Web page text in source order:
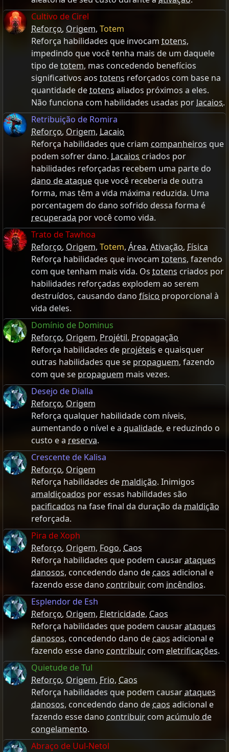
Cultivo de Cirel
Reforço, Origem, Totem
Reforça habilidades que invocam totens,
impedindo que você tenha mais de um daquele
tipo detotem, mas concedendo benefícios
significativos aos totens reforçados com base na
quantidade detotens aliados próximos a eles.
Não funciona com habilidades usadas por lacaios.
Retribuição de Romira
Reforço, Origem, Lacaio
Reforça habilidades que criam companheiros que
podem sofrer dano. Lacaios criados por
habilidades reforçadas recebem uma parte do
dano de ataqueque você receberia de outra
forma, mas têm a vida máxima reduzida. Uma
porcentagem do dano sofrido dessa forma é
recuperada por você como vida.
Trato de Tawhoa
Reforço, Origem, Totem, Área, Ativação, Física
Reforça habilidades que invocam totens, fazendo
com que tenham mais vida. Os totens criados por
habilidades reforçadas explodem ao serem
destruídos, causando dano físico proporcional à
vida deles.
Domínio de Dominus
Reforço, Origem, Projétil, Propagação
Reforça habilidades de projéteis e quaisquer
outras habilidades que se propaguem, fazendo
com que se propaguem mais vezes.
Desejo de Dialla
Reforço, Origem
Reforça qualquer habilidade com níveis,
aumentando o nível e a qualidade, e reduzindo o
custo e a reserva.
Crescente de Kalisa
Reforço, Origem
Reforça habilidades de maldição. Inimigos
amaldiçoados por essas habilidades são
pacificados na fase final da duração da maldição
reforçada.
Pira de Xoph
Reforço, Origem, Fogo, Caos
Reforça habilidades que podem causarataques
danosos, concedendo dano decaos adicional e
fazendo esse dano contribuir com incêndios.
Esplendor de Esh
Reforço, Origem, Eletricidade, Caos
Reforça habilidades que podem causarataques
danosos, concedendo dano de caos adicional e
fazendo esse dano contribuircom eletrificações.
Quietude de Tul
Reforço, Origem, Frio, Caos
Reforça habilidades que podem causarataques
danosos, concedendo dano decaos adicional e
fazendo esse dano contribuir com acúmulo de
congelamento.
Abraço de Uul-Netol